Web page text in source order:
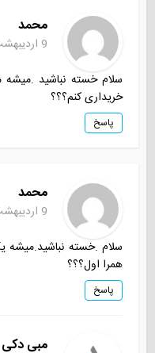
محمد
9 اردیبهشت 1396 در 4:18 ق.ظ
خریداری کنم؟؟؟
پاسخ
محمد
9 اردیبهشت 1396 در 4:20 ق.ظ
همرا اول؟؟؟
پاسخ
مبی دکی